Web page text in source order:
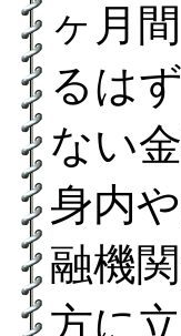
ヶ月
るは
ない
身内
融機
方に